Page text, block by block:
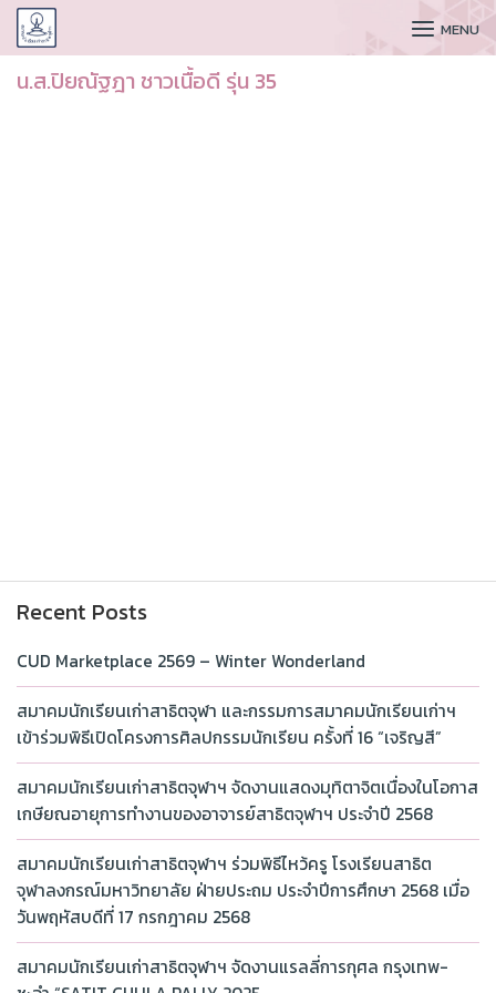
CUDAA MENU
น.ส.ปิยณัฐฎา ชาวเนื้อดี รุ่น 35
Recent Posts
CUD Marketplace 2569 – Winter Wonderland
สมาคมนักเรียนเก่าสาธิตจุฬา และกรรมการสมาคมนักเรียนเก่าฯ
เข้าร่วมพิธีเปิดโครงการศิลปกรรมนักเรียน ครั้งที่ 16 “เจริญสี”
สมาคมนักเรียนเก่าสาธิตจุฬาฯ จัดงานแสดงมุทิตาจิตเนื่องในโอกาส
เกษียณอายุการทำงานของอาจารย์สาธิตจุฬาฯ ประจำปี 2568
สมาคมนักเรียนเก่าสาธิตจุฬาฯ ร่วมพิธีไหว้ครู โรงเรียนสาธิต
จุฬาลงกรณ์มหาวิทยาลัย ฝ่ายประถม ประจำปีการศึกษา 2568 เมื่อ
วันพฤหัสบดีที่ 17 กรกฎาคม 2568
สมาคมนักเรียนเก่าสาธิตจุฬาฯ จัดงานแรลลี่การกุศล กรุงเทพ-